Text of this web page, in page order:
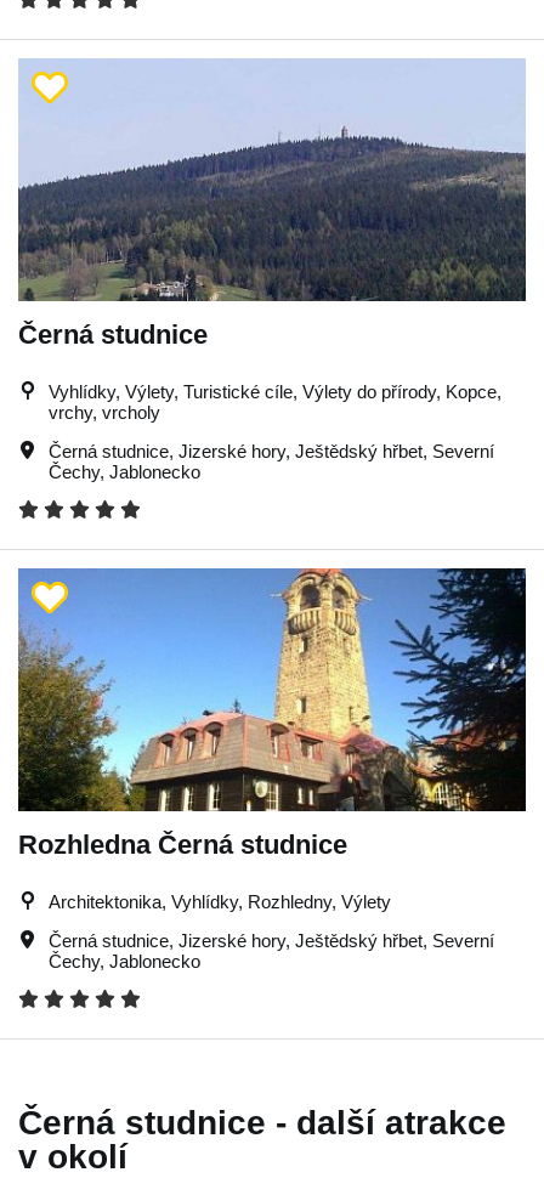
Černá studnice
Vyhlídky, Výlety, Turistické cíle, Výlety do přírody, Kopce,
vrchy, vrcholy
Černá studnice, Jizerské hory, Ještědský hřbet, Severní
Čechy, Jablonecko
Rozhledna Černá studnice
Architektonika, Vyhlídky, Rozhledny, Výlety
Černá studnice, Jizerské hory, Ještědský hřbet, Severní
Čechy, Jablonecko
Černá studnice - další atrakce
v okolí